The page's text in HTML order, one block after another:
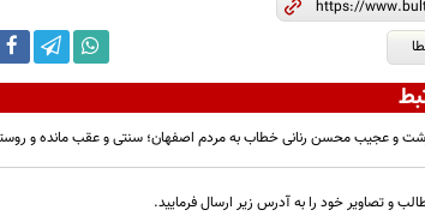
و عجیب محسن رنانی خطاب به مردم اصفهان؛ سنتی و عقب مانده و
و تصاویر خود را به آدرس زیر ارسال فرمایید.